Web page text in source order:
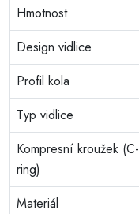
Hmotnost
Design vidlice
Profil kola
Typ vidlice
Kompresní kroužek (C-
ring)
Materiál